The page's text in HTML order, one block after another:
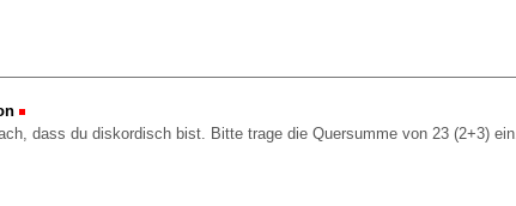
dass du diskordisch bist. Bitte trage die Quersumme von 23 (2+3) ein.